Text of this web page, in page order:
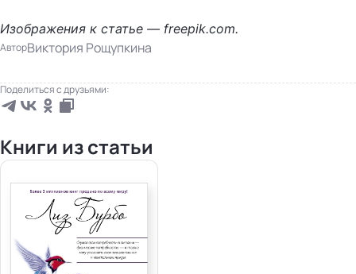
Изображения к статье — freepik.com.
АвторВиктория Рощупкина
Поделиться с друзьями:
Книги из статьи